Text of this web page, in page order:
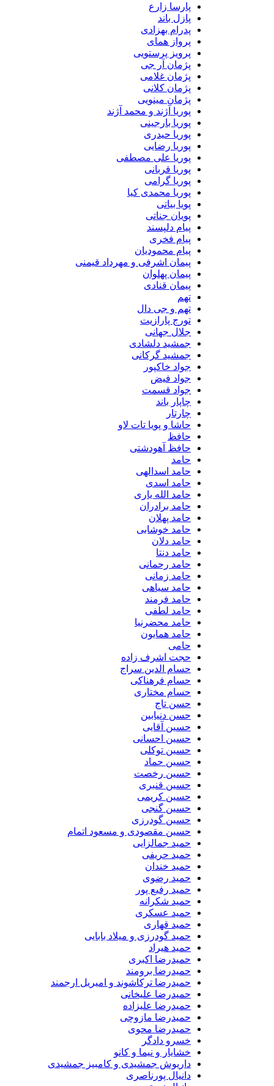
پارسا زارع
پازل باند
پدرام بهزادی
پرواز همای
پرویز پرستویی
پژمان آر جی
پژمان غلامی
پژمان کلانی
پژمان مینویی
پوریا آژند و محمد آژند
پوریا بارجینی
پوریا حیدری
پوریا رضایی
پوریا علی مصطفی
پوریا قربانی
پوریا گرامی
پوریا محمدی کیا
پویا بیاتی
پویان جناتی
پیام دلپسند
پیام فخری
پیام محمودیان
پیمان اشرفی و مهرداد قیمنی
پیمان پهلوان
پیمان قنادی
تهم و جی دال
تورج پارازیت
جلال جهانی
جمشید دلشادی
جمشید گرکانی
جواد خاکپور
جواد فیض
جواد قسمت
چاپار باند
حاشا و پویا تات لاو
حافظ آهودشتی
حامد اسدالهی
حامد اسدی
حامد الله یاری
حامد برادران
حامد پهلان
حامد خوشابی
حامد دلان
حامد دنتا
حامد رحمانی
حامد زمانی
حامد سیاهی
حامد فرمند
حامد لطفی
حامد محضرنیا
حامد همایون
حجت اشرف زاده
حسام الدین سراج
حسام فرهناکی
حسام مختاری
حسن تاج
حسن دنیابین
حسین آقایی
حسین احسانی
حسین توکلی
حسین حماد
حسین رخصت
حسین قنبری
حسین کریمی
حسین گنجی
حسین گودرزی
حسین مقصودی و مسعود اتمام
حمید جمالزایی
حمید حریفی
حمید خندان
حمید رضوی
حمید رفیع پور
حمید شکرانه
حمید عسکری
حمید قهاری
حمید گودرزی و میلاد بابایی
حمید هیراد
حمیدرضا اکبری
حمیدرضا برومند
حمیدرضا ترکاشوند و امیریل ارجمند
حمیدرضا علیخانی
حمیدرضا علیزاده
حمیدرضا مازوچی
حمیدرضا محوی
خسرو دادگر
خشایار و نیما و کانو
داریوش جمشیدی و کامبیز جمشیدی
دانیال پورناصری